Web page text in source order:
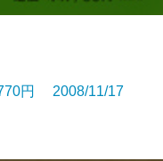
円 2008/11/17